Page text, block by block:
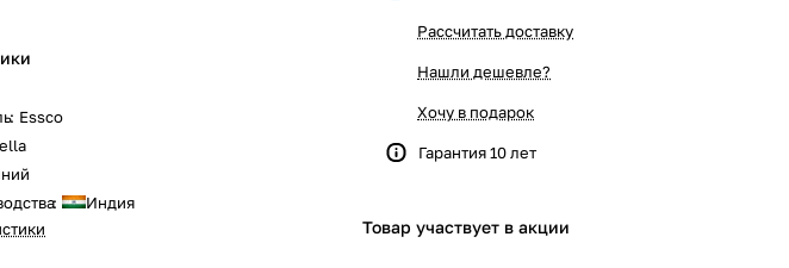
: Essco
:
Индия
Рассчитать доставку
Нашли дешевле?
Хочу в подарок
Гарантия 10 лет
Товар участвует в акции